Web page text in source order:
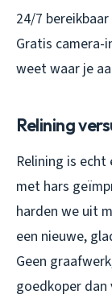
24/7
Gratis camera-
weet waar je
Relining
Relining is echt
met hars
harden we uit
een nieuwe,
Geen
goedkoper